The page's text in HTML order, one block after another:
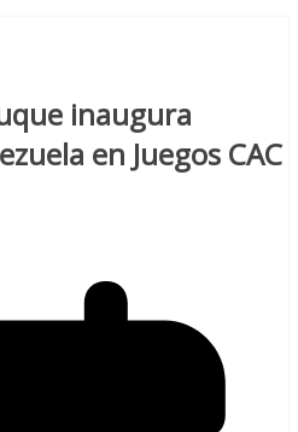
inaugura
en Juegos CAC